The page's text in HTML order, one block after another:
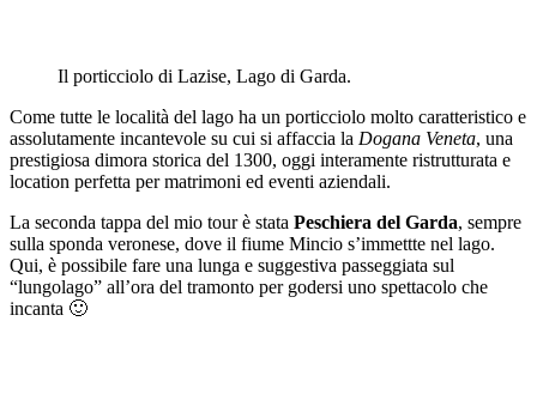
Il porticciolo di Lazise, Lago di Garda.
Come tutte le località del lago ha un porticciolo molto caratteristico e
assolutamente incantevole su cui si affaccia la Dogana Veneta, una
prestigiosa dimora storica del 1300, oggi interamente ristrutturata e
location perfetta per matrimoni ed eventi aziendali.
La seconda tappa del mio tour è stata Peschiera del Garda, sempre
sulla sponda veronese, dove il fiume Mincio s’immettte nel lago.
Qui, è possibile fare una lunga e suggestiva passeggiata sul
“lungolago” all’ora del tramonto per godersi uno spettacolo che
incanta 🙂